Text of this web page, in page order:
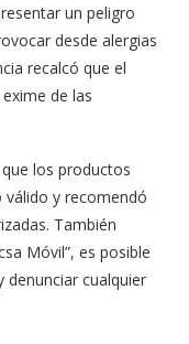
un peligro
desde alergias
recalcó que el
de las
los productos
y recomendó
También
Móvil”, es posible
denunciar cualquier